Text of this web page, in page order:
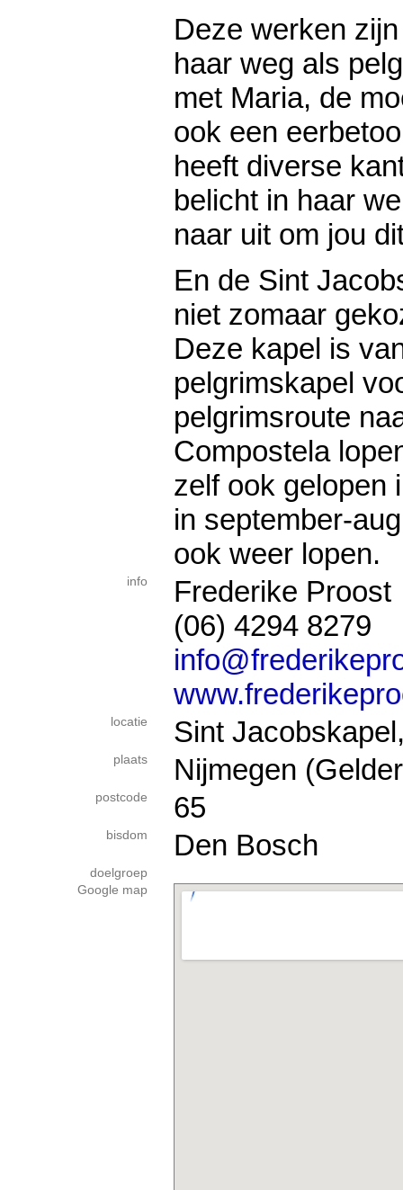
Deze werken
haar weg als
met Maria, de
ook een
heeft diverse
belicht in haar
naar uit om jou
En de Sint
niet zomaar
Deze kapel is
pelgrimskapel
pelgrimsroute
Compostela
zelf ook gelopen
in september-
ook weer lopen.
info
Frederike Proost
(06) 4294 8279
locatie Sint
plaats Nijmegen
postcode 65
bisdom Den Bosch
doelgroep
Google map